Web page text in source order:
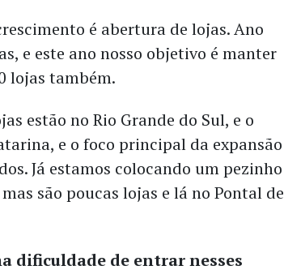
é abertura de lojas. Ano
e este ano nosso objetivo é manter
lojas também.
estão no Rio Grande do Sul, e o
e o foco principal da expansão
Já estamos colocando um pezinho
são poucas lojas e lá no Pontal de
dificuldade de entrar nesses